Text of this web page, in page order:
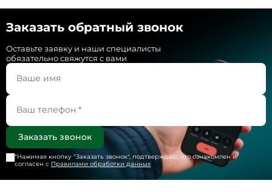
Заказать обратный звонок
Оставьте заявку и наши специалисты
обязательно свяжутся с вами
*Нажимая кнопку "Заказать звонок", подтверждаю, что ознакомлен и
согласен с Правилами обработки данных